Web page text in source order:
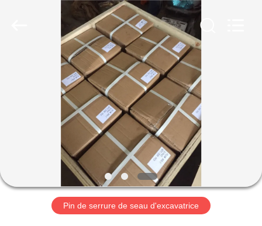
MAISON
PRODUITS
SUJET
DE
Pin de serrure de seau d'excavatrice